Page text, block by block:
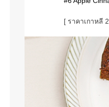
[ ราคาเกาหลี